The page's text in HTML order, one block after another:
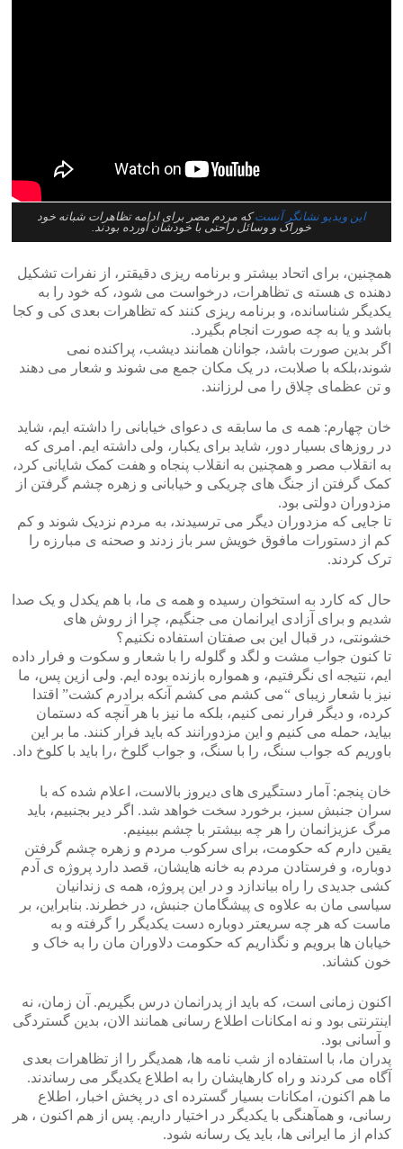
این ویدیو نشانگر آنستکه مردم مصر برای ادامه تظاهرات شبانه خود
خوراک و وسائل راحتی با خودشان آورده بودند.
همچنین، برای اتحاد بیشتر و برنامه ریزی دقیقتر، از نفرات تشکیل
دهنده ی هسته ی تظاهرات، درخواست می شود، که خود را به
یکدیگر شناسانده، و برنامه ریزی کنند که تظاهرات بعدی کی و کجا
باشد و یا به چه صورت انجام بگیرد.
اگر بدین صورت باشد، جوانان همانند دیشب، پراکنده نمی
شوند،بلکه با صلابت، در یک مکان جمع می شوند و شعار می دهند
و تن عظمای چلاق را می لرزانند.
خان چهارم: همه ی ما سابقه ی دعوای خیابانی را داشته ایم، شاید
در روزهای بسیار دور، شاید برای یکبار، ولی داشته ایم. امری که
به انقلاب مصر و همچنین به انقلاب پنجاه و هفت کمک شایانی کرد،
کمک گرفتن از جنگ های چریکی و خیابانی و زهره چشم گرفتن از
مزدوران دولتی بود.
تا جایی که مزدوران دیگر می ترسیدند، به مردم نزدیک شوند و کم
کم از دستورات مافوق خویش سر باز زدند و صحنه ی مبارزه را
ترک کردند.
حال که کارد به استخوان رسیده و همه ی ما، با هم یکدل و یک صدا
شدیم و برای آزادی ایرانمان می جنگیم، چرا از روش های
خشونتی، در قبال این بی صفتان استفاده نکنیم؟
تا کنون جواب مشت و لگد و گلوله را با شعار و سکوت و فرار داده
ایم، نتیجه ای نگرفتیم، و همواره بازنده بوده ایم. ولی ازین پس، ما
نیز با شعار زیبای “می کشم می کشم آنکه برادرم کشت” اقتدا
کرده، و دیگر فرار نمی کنیم، بلکه ما نیز با هر آنچه که دستمان
بیاید، حمله می کنیم و این مزدورانند که باید فرار کنند. ما بر این
باوریم که جواب سنگ، را با سنگ، و جواب گلوخ ،را باید با کلوخ داد.
خان پنجم: آمار دستگیری های دیروز بالاست، اعلام شده که با
سران جنبش سبز، برخورد سخت خواهد شد. اگر دیر بجنبیم، باید
مرگ عزیزانمان را هر چه بیشتر با چشم ببینیم.
یقین دارم که حکومت، برای سرکوب مردم و زهره چشم گرفتن
دوباره، و فرستادن مردم به خانه هایشان، قصد دارد پروژه ی آدم
کشی جدیدی را راه بیاندازد و در این پروژه، همه ی زندانیان
سیاسی مان به علاوه ی پیشگامان جنبش، در خطرند. بنابراین، بر
ماست که هر چه سریعتر دوباره دست یکدیگر را گرفته و به
خیابان ها برویم و نگذاریم که حکومت دلاوران مان را به خاک و
خون کشاند.
اکنون زمانی است، که باید از پدرانمان درس بگیریم. آن زمان، نه
اینترنتی بود و نه امکانات اطلاع رسانی همانند الان، بدین گستردگی
و آسانی بود.
پدران ما، با استفاده از شب نامه ها، همدیگر را از تظاهرات بعدی
آگاه می کردند و راه کارهایشان را به اطلاع یکدیگر می رساندند.
ما هم اکنون، امکانات بسیار گسترده ای در پخش اخبار، اطلاع
رسانی، و همآهنگی با یکدیگر در اختیار داریم. پس از هم اکنون ، هر
کدام از ما ایرانی ها، باید یک رسانه شود.